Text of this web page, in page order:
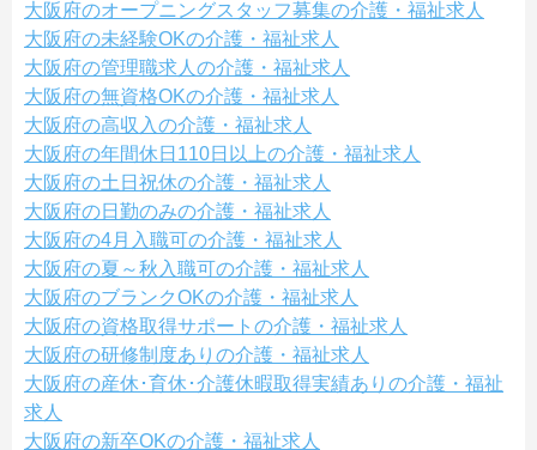
大阪府のオープニングスタッフ募集の介護・福祉求人
大阪府の未経験OKの介護・福祉求人
大阪府の管理職求人の介護・福祉求人
大阪府の無資格OKの介護・福祉求人
大阪府の高収入の介護・福祉求人
大阪府の年間休日110日以上の介護・福祉求人
大阪府の土日祝休の介護・福祉求人
大阪府の日勤のみの介護・福祉求人
大阪府の4月入職可の介護・福祉求人
大阪府の夏～秋入職可の介護・福祉求人
大阪府のブランクOKの介護・福祉求人
大阪府の資格取得サポートの介護・福祉求人
大阪府の研修制度ありの介護・福祉求人
大阪府の産休･育休･介護休暇取得実績ありの介護・福祉
求人
大阪府の新卒OKの介護・福祉求人